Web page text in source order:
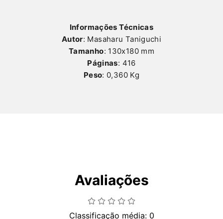
Informações Técnicas
Autor: Masaharu Taniguchi
Tamanho: 130x180 mm
Páginas: 416
Peso: 0,360 Kg
Avaliações
Classificação média: 0